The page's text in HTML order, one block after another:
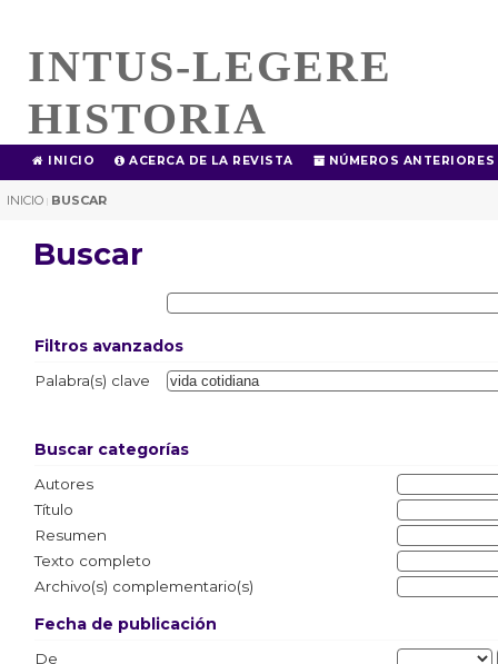
INTUS-LEGERE
HISTORIA
INICIO ACERCA DE LA REVISTA NÚMEROS ANTERIORES
INICIO | BUSCAR
Buscar
Filtros avanzados
Palabra(s) clave
Buscar categorías
Autores
Título
Resumen
Texto completo
Archivo(s) complementario(s)
Fecha de publicación
De